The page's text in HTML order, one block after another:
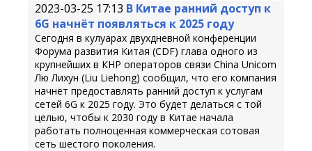
2023-03-25 17:13 В Китае ранний доступ к
6G начнёт появляться к 2025 году
Сегодня в кулуарах двухдневной конференции
Форума развития Китая (CDF) глава одного из
крупнейших в КНР операторов связи China Unicom
Лю Лихун (Liu Liehong) сообщил, что его компания
начнёт предоставлять ранний доступ к услугам
сетей 6G к 2025 году. Это будет делаться с той
целью, чтобы к 2030 году в Китае начала
работать полноценная коммерческая сотовая
сеть шестого поколения.